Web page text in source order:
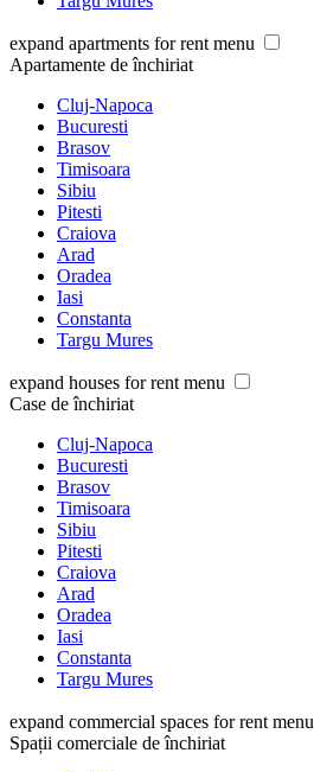
expand apartments for rent menu
Apartamente de închiriat
Cluj-Napoca
Bucuresti
Brasov
Timisoara
Sibiu
Pitesti
Craiova
Arad
Oradea
Iasi
Constanta
Targu Mures
expand houses for rent menu
Case de închiriat
Cluj-Napoca
Bucuresti
Brasov
Timisoara
Sibiu
Pitesti
Craiova
Arad
Oradea
Iasi
Constanta
Targu Mures
expand commercial spaces for rent menu
Spații comerciale de închiriat